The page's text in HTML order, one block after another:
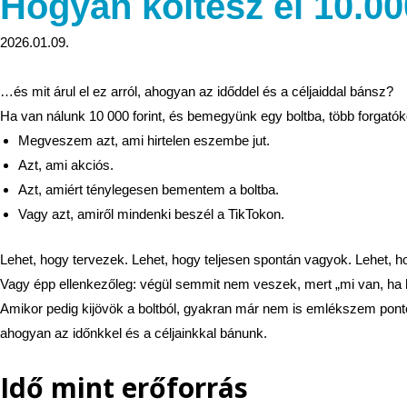
2026.01.09.
…és mit árul el ez arról, ahogyan az időddel és a céljaiddal bánsz?
Ha van nálunk 10 000 forint, és bemegyünk egy boltba, több
Megveszem azt, ami hirtelen eszembe jut.
Azt, ami akciós.
Azt, amiért ténylegesen bementem a boltba.
Vagy azt, amiről mindenki beszél a TikTokon.
Lehet, hogy tervezek. Lehet, hogy teljesen spontán vagyok. Lehet,
Vagy épp ellenkezőleg: végül semmit nem veszek, mert „mi van, ha
Amikor pedig kijövök a boltból, gyakran már nem is emlékszem
ahogyan az időnkkel és a céljainkkal bánunk.
Idő mint erőforrás